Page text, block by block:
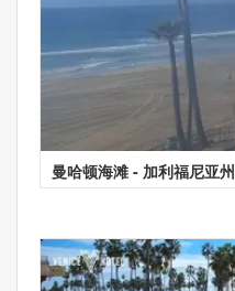
曼哈顿海滩 - 加利福尼亚州